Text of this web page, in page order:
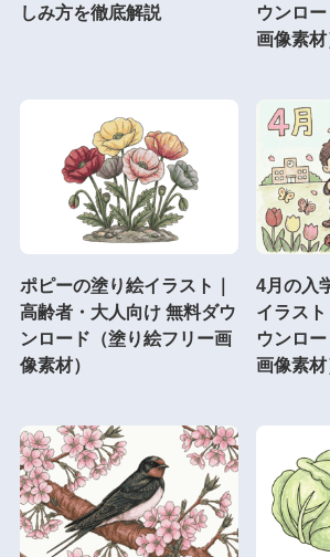
しみ方を徹底解説
ウンロ
画像素材
ポピーの塗り絵イラスト｜
高齢者・大人向け 無料ダウ
ンロード（塗り絵フリー画
像素材）
4月の入
イラス
ウンロ
画像素材